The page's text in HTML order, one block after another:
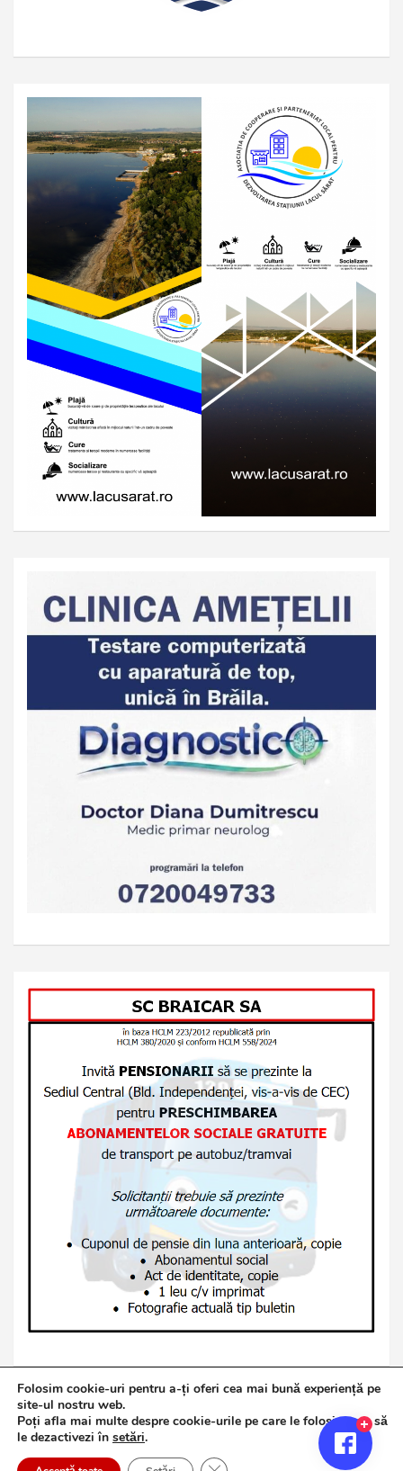
Copyright © 2026Jurnalul de Brăila
Politică de confidențialitate
Theme Horse
Folosim cookie-uri pentru a-ți oferi cea mai bună experiență pe
site-ul nostru web.
Poți afla mai multe despre cookie-urile pe care le folosim sau să
le dezactivezi în setări.
Close GDPR Cookie Banner